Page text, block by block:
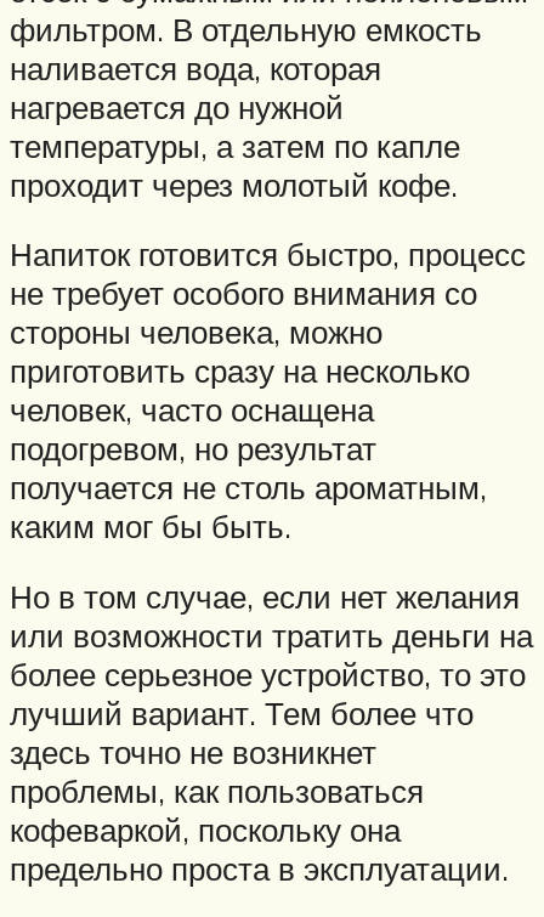
фильтром. В отдельную емкость
наливается вода, которая
нагревается до нужной
температуры, а затем по капле
проходит через молотый кофе.
Напиток готовится быстро, процесс
не требует особого внимания со
стороны человека, можно
приготовить сразу на несколько
человек, часто оснащена
подогревом, но результат
получается не столь ароматным,
каким мог бы быть.
Но в том случае, если нет желания
или возможности тратить деньги на
более серьезное устройство, то это
лучший вариант. Тем более что
здесь точно не возникнет
проблемы, как пользоваться
кофеваркой, поскольку она
предельно проста в эксплуатации.